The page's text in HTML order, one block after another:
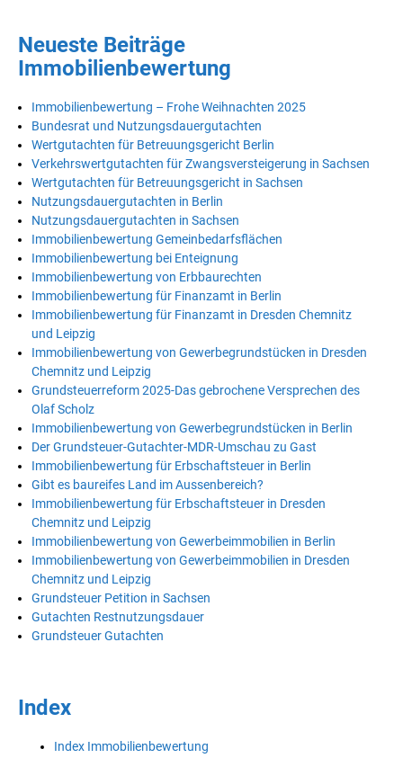
Neueste Beiträge
Immobilienbewertung
Immobilienbewertung – Frohe Weihnachten 2025
Bundesrat und Nutzungsdauergutachten
Wertgutachten für Betreuungsgericht Berlin
Verkehrswertgutachten für Zwangsversteigerung in Sachsen
Wertgutachten für Betreuungsgericht in Sachsen
Nutzungsdauergutachten in Berlin
Nutzungsdauergutachten in Sachsen
Immobilienbewertung Gemeinbedarfsflächen
Immobilienbewertung bei Enteignung
Immobilienbewertung von Erbbaurechten
Immobilienbewertung für Finanzamt in Berlin
Immobilienbewertung für Finanzamt in Dresden Chemnitz
und Leipzig
Immobilienbewertung von Gewerbegrundstücken in Dresden
Chemnitz und Leipzig
Grundsteuerreform 2025-Das gebrochene Versprechen des
Olaf Scholz
Immobilienbewertung von Gewerbegrundstücken in Berlin
Der Grundsteuer-Gutachter-MDR-Umschau zu Gast
Immobilienbewertung für Erbschaftsteuer in Berlin
Gibt es baureifes Land im Aussenbereich?
Immobilienbewertung für Erbschaftsteuer in Dresden
Chemnitz und Leipzig
Immobilienbewertung von Gewerbeimmobilien in Berlin
Immobilienbewertung von Gewerbeimmobilien in Dresden
Chemnitz und Leipzig
Grundsteuer Petition in Sachsen
Gutachten Restnutzungsdauer
Grundsteuer Gutachten
Index
Index Immobilienbewertung